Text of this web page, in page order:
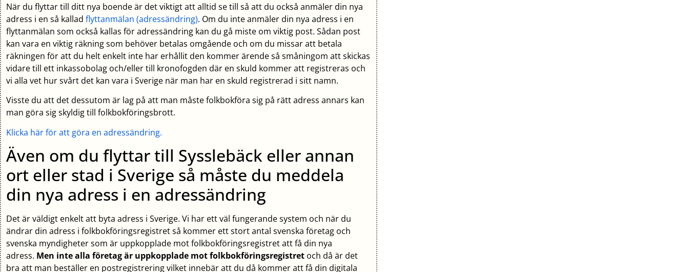
När du flyttar till ditt nya boende är det viktigt att alltid se till så att du också anmäler din nya
adress i en så kallad flyttanmälan (adressändring). Om du inte anmäler din nya adress i en
flyttanmälan som också kallas för adressändring kan du gå miste om viktig post. Sådan post
kan vara en viktig räkning som behöver betalas omgående och om du missar att betala
räkningen för att du helt enkelt inte har erhållit den kommer ärende så småningom att skickas
vidare till ett inkassobolag och/eller till kronofogden där en skuld kommer att registreras och
vi alla vet hur svårt det kan vara i Sverige när man har en skuld registrerad i sitt namn.
Visste du att det dessutom är lag på att man måste folkbokföra sig på rätt adress annars kan
man göra sig skyldig till folkbokföringsbrott.
Klicka här för att göra en adressändring.
Även om du flyttar till Sysslebäck eller annan
ort eller stad i Sverige så måste du meddela
din nya adress i en adressändring
Det är väldigt enkelt att byta adress i Sverige. Vi har ett väl fungerande system och när du
ändrar din adress i folkbokföringsregistret så kommer ett stort antal svenska företag och
svenska myndigheter som är uppkopplade mot folkbokföringsregistret att få din nya
adress. Men inte alla företag är uppkopplade mot folkbokföringsregistret och då är det
bra att man beställer en postregistrering vilket innebär att du då kommer att få din digitala